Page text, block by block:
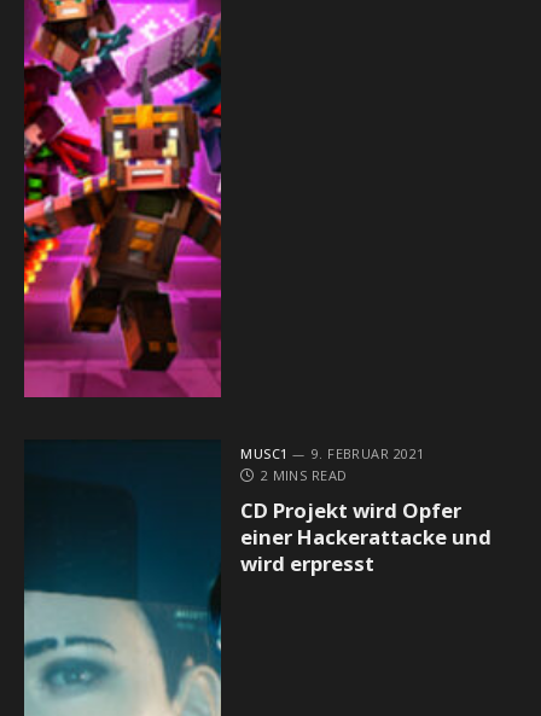
MUSC1
9. FEBRUAR 2021
2 MINS READ
CD Projekt wird Opfer
einer Hackerattacke und
wird erpresst